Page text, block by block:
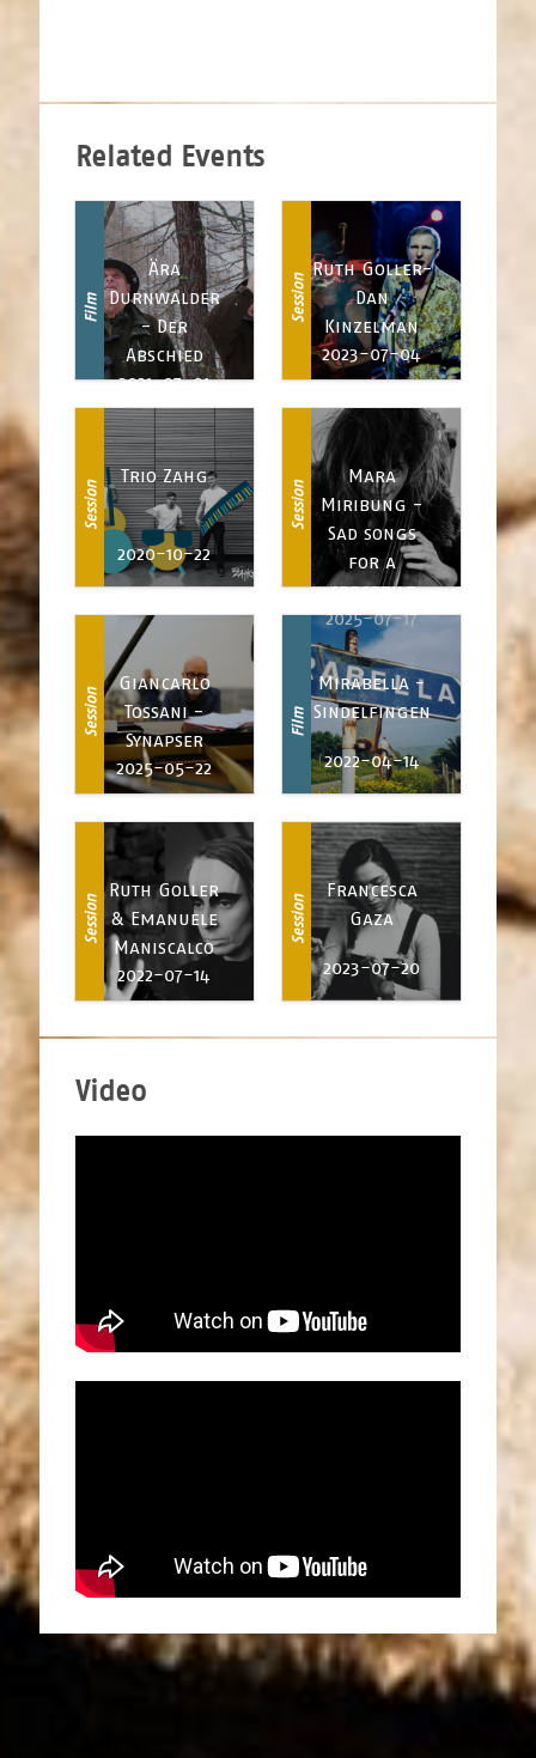
Related Events
Film
Ära
Durnwalder
- Der
Abschied
2021-07-01
Session
Ruth Goller-
Dan
Kinzelman
2023-07-04
Session
Trio Zahg
2020-10-22
Session
Mara
Miribung -
Sad songs
for a
crocodile
2025-07-17
Session
Giancarlo
Tossani -
Synapser
2025-05-22
Film
Mirabella -
Sindelfingen
2022-04-14
Session
Ruth Goller
& Emanuele
Maniscalco
2022-07-14
Session
Francesca
Gaza
2023-07-20
Video